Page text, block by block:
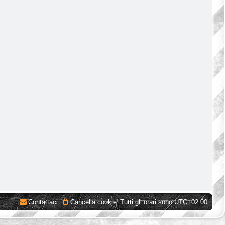
Tutti gli orari sonoUTC+02:00
Cancella cookie
Contattaci